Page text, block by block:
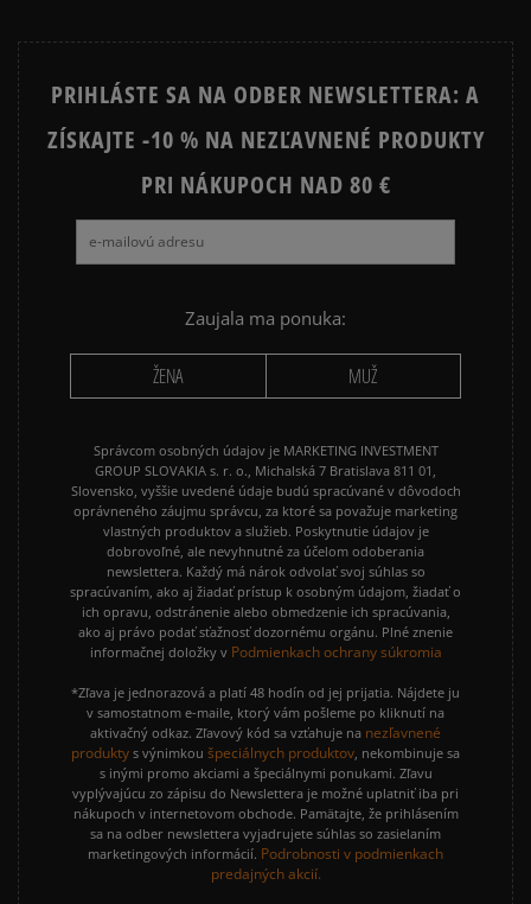
PRIHLÁSTE SA NA ODBER NEWSLETTERA: A
ZÍSKAJTE -10 % NA NEZĽAVNENÉ PRODUKTY
PRI NÁKUPOCH NAD 80 €
Zaujala ma ponuka:
ŽENA MUŽ
Správcom osobných údajov je MARKETING INVESTMENT
GROUP SLOVAKIA s. r. o., Michalská 7 Bratislava 811 01,
Slovensko, vyššie uvedené údaje budú spracúvané v dôvodoch
oprávneného záujmu správcu, za ktoré sa považuje marketing
vlastných produktov a služieb. Poskytnutie údajov je
dobrovoľné, ale nevyhnutné za účelom odoberania
newslettera. Každý má nárok odvolať svoj súhlas so
spracúvaním, ako aj žiadať prístup k osobným údajom, žiadať o
ich opravu, odstránenie alebo obmedzenie ich spracúvania,
ako aj právo podať sťažnosť dozornému orgánu. Plné znenie
informačnej doložky v Podmienkach ochrany súkromia
*Zľava je jednorazová a platí 48 hodín od jej prijatia. Nájdete ju
v samostatnom e-maile, ktorý vám pošleme po kliknutí na
aktivačný odkaz. Zľavový kód sa vzťahuje na nezľavnené
produkty s výnimkou špeciálnych produktov , nekombinuje sa
s inými promo akciami a špeciálnymi ponukami. Zľavu
vyplývajúcu zo zápisu do Newslettera je možné uplatniť iba pri
nákupoch v internetovom obchode. Pamätajte, že prihlásením
sa na odber newslettera vyjadrujete súhlas so zasielaním
marketingových informácií. Podrobnosti v podmienkach
predajných akcií.